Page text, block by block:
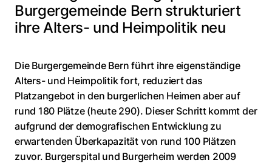
Burgergemeinde Bern strukturiert
ihre Alters- und Heimpolitik neu
Die Burgergemeinde Bern führt ihre eigenständige
Alters- und Heimpolitik fort, reduziert das
Platzangebot in den burgerlichen Heimen aber auf
rund 180 Plätze (heute 290). Dieser Schritt kommt der
aufgrund der demografischen Entwicklung zu
erwartenden Überkapazität von rund 100 Plätzen
zuvor. Burgerspital und Burgerheim werden 2009